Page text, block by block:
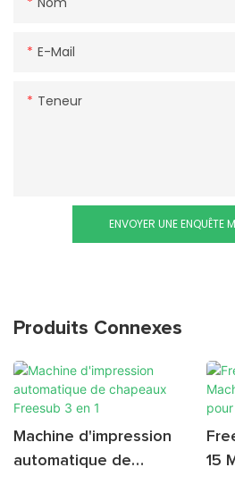
E-Mail
Teneur
ENVOYER UNE ENQUÊTE
Produits Connexes
Machine d'impression
automatique de
15